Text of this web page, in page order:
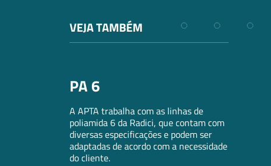
VEJA TAMBÉM
PA 6
A APTA trabalha com as linhas de
poliamida 6 da Radici, que contam com
diversas especificações e podem ser
adaptadas de acordo com a necessidade
do cliente.